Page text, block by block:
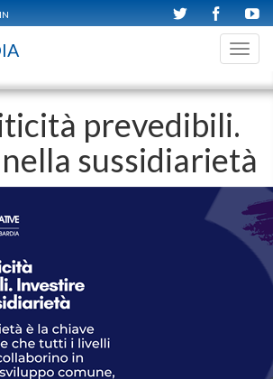
prevedibili.
sussidiarietà